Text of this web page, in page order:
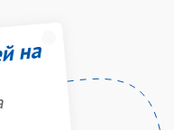
на